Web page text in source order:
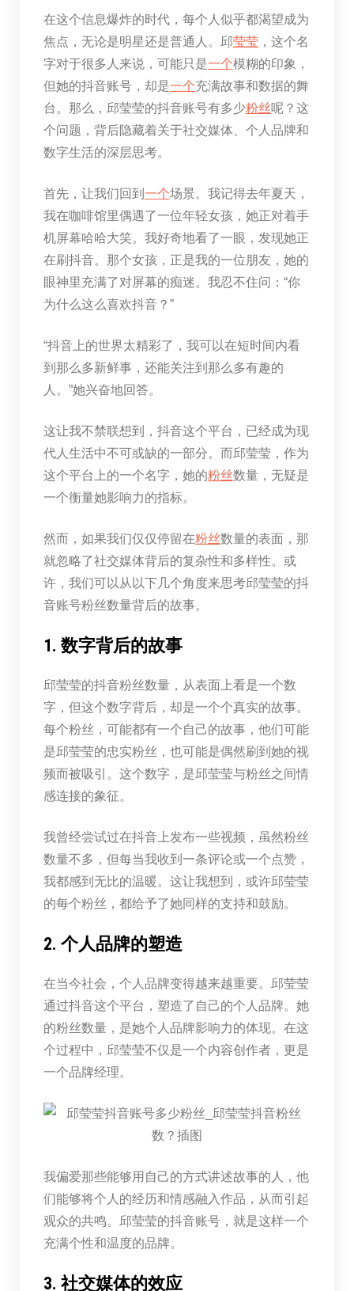
在这个信息爆炸的时代，每个人似乎都渴望成为
焦点，无论是明星还是普通人。邱莹莹，这个名
字对于很多人来说，可能只是一个模糊的印象，
但她的抖音账号，却是一个充满故事和数据的舞
台。那么，邱莹莹的抖音账号有多少粉丝呢？这
个问题，背后隐藏着关于社交媒体、个人品牌和
数字生活的深层思考。
首先，让我们回到 一个场景。我记得去年夏天，
我在咖啡馆里偶遇了一位年轻女孩，她正对着手
机屏幕哈哈大笑。我好奇地看了一眼，发现她正
在刷抖音。那个女孩，正是我的一位朋友，她的
眼神里充满了对屏幕的痴迷。我忍不住问：“你
为什么这么喜欢抖音？”
“抖音上的世界太精彩了，我可以在短时间内看
到那么多新鲜事，还能关注到那么多有趣的
人。”她兴奋地回答。
这让我不禁联想到，抖音这个平台，已经成为现
代人生活中不可或缺的一部分。而邱莹莹，作为
这个平台上的一个名字，她的粉丝数量，无疑是
一个衡量她影响力的指标。
然而，如果我们仅仅停留在粉丝数量的表面，那
就忽略了社交媒体背后的复杂性和多样性。或
许，我们可以从以下几个角度来思考邱莹莹的抖
音账号粉丝数量背后的故事。
1. 数字背后的故事
邱莹莹的抖音粉丝数量，从表面上看是一个数
字，但这个数字背后，却是一个个真实的故事。
每个粉丝，可能都有一个自己的故事，他们可能
是邱莹莹的忠实粉丝，也可能是偶然刷到她的视
频而被吸引。这个数字，是邱莹莹与粉丝之间情
感连接的象征。
我曾经尝试过在抖音上发布一些视频，虽然粉丝
数量不多，但每当我收到一条评论或一个点赞，
我都感到无比的温暖。这让我想到，或许邱莹莹
的每个粉丝，都给予了她同样的支持和鼓励。
2. 个人品牌的塑造
在当今社会，个人品牌变得越来越重要。邱莹莹
通过抖音这个平台，塑造了自己的个人品牌。她
的粉丝数量，是她个人品牌影响力的体现。在这
个过程中，邱莹莹不仅是一个内容创作者，更是
一个品牌经理。
我偏爱那些能够用自己的方式讲述故事的人，他
们能够将个人的经历和情感融入作品，从而引起
观众的共鸣。邱莹莹的抖音账号，就是这样一个
充满个性和温度的品牌。
3. 社交媒体的效应